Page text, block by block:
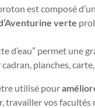
est composé
verte
d’eau” permet une
planches, carte,
utilisé pour
travailler vos facultés